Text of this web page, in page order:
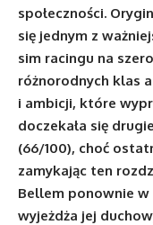
społeczności.
się jednym z
sim racingu na
różnorodnych klas
i ambicji, które
doczekała się
(66/100), choć
zamykając ten
Bellem ponownie
wyjeżdża jej